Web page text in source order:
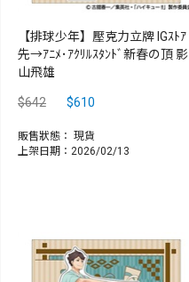
【排球少年】壓克力立牌 IGｽﾄｱ
先→ｱﾆﾒ･ｱｸﾘﾙｽﾀﾝﾄﾞ新春の頂 影
山飛雄
$642 $610
販售狀態： 現貨
上架日期：2026/02/13